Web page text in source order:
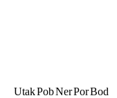
UtakPobNerPorBod